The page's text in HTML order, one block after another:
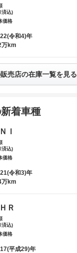
済込)
価格
令和4)年
万km
売店の在庫一覧を見る
着車種
Ｉ
済込)
価格
令和3)年
万km
Ｒ
済込)
価格
平成29)年